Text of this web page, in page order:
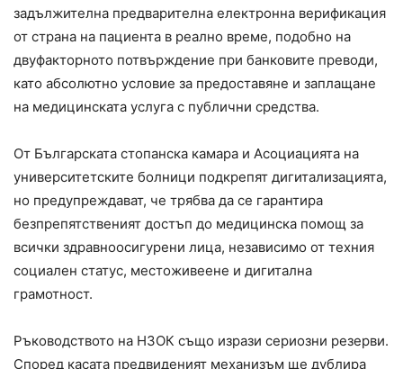
задължителна предварителна електронна верификация
от страна на пациента в реално време, подобно на
двуфакторното потвърждение при банковите преводи,
като абсолютно условие за предоставяне и заплащане
на медицинската услуга с публични средства.
От Българската стопанска камара и Асоциацията на
университетските болници подкрепят дигитализацията,
но предупреждават, че трябва да се гарантира
безпрепятственият достъп до медицинска помощ за
всички здравноосигурени лица, независимо от техния
социален статус, местоживеене и дигитална
грамотност.
Ръководството на НЗОК също изрази сериозни резерви.
Според касата предвиденият механизъм ще дублира